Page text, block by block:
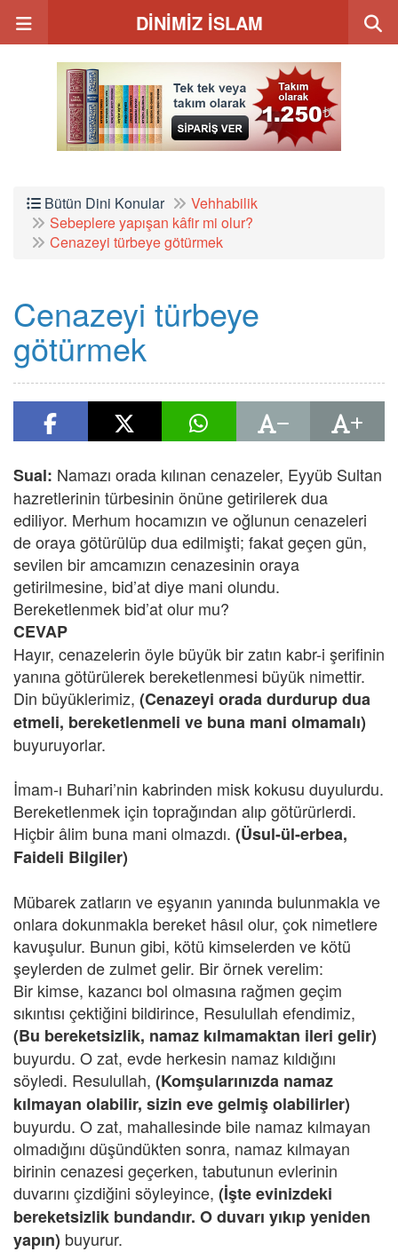
DİNİMİZ İSLAM
Bütün Dini Konular
Vehhabilik
Sebeplere yapışan kâfir mi olur?
Cenazeyi türbeye götürmek
Cenazeyi türbeye
götürmek
Sual: Namazı orada kılınan cenazeler, Eyyüb Sultan
hazretlerinin türbesinin önüne getirilerek dua
ediliyor. Merhum hocamızın ve oğlunun cenazeleri
de oraya götürülüp dua edilmişti; fakat geçen gün,
sevilen bir amcamızın cenazesinin oraya
getirilmesine, bid’at diye mani olundu.
Bereketlenmek bid’at olur mu?
CEVAP
Hayır, cenazelerin öyle büyük bir zatın kabr-i şerifinin
yanına götürülerek bereketlenmesi büyük nimettir.
Din büyüklerimiz, (Cenazeyi orada durdurup dua
etmeli, bereketlenmeli ve buna mani olmamalı)
buyuruyorlar.
İmam-ı Buhari’nin kabrinden misk kokusu duyulurdu.
Bereketlenmek için toprağından alıp götürürlerdi.
Hiçbir âlim buna mani olmazdı. (Üsul-ül-erbea,
Faideli Bilgiler)
Mübarek zatların ve eşyanın yanında bulunmakla ve
onlara dokunmakla bereket hâsıl olur, çok nimetlere
kavuşulur. Bunun gibi, kötü kimselerden ve kötü
şeylerden de zulmet gelir. Bir örnek verelim:
Bir kimse, kazancı bol olmasına rağmen geçim
sıkıntısı çektiğini bildirince, Resulullah efendimiz,
(Bu bereketsizlik, namaz kılmamaktan ileri gelir)
buyurdu. O zat, evde herkesin namaz kıldığını
söyledi. Resulullah, (Komşularınızda namaz
kılmayan olabilir, sizin eve gelmiş olabilirler)
buyurdu. O zat, mahallesinde bile namaz kılmayan
olmadığını düşündükten sonra, namaz kılmayan
birinin cenazesi geçerken, tabutunun evlerinin
duvarını çizdiğini söyleyince, (İşte evinizdeki
bereketsizlik bundandır. O duvarı yıkıp yeniden
yapın) buyurur.